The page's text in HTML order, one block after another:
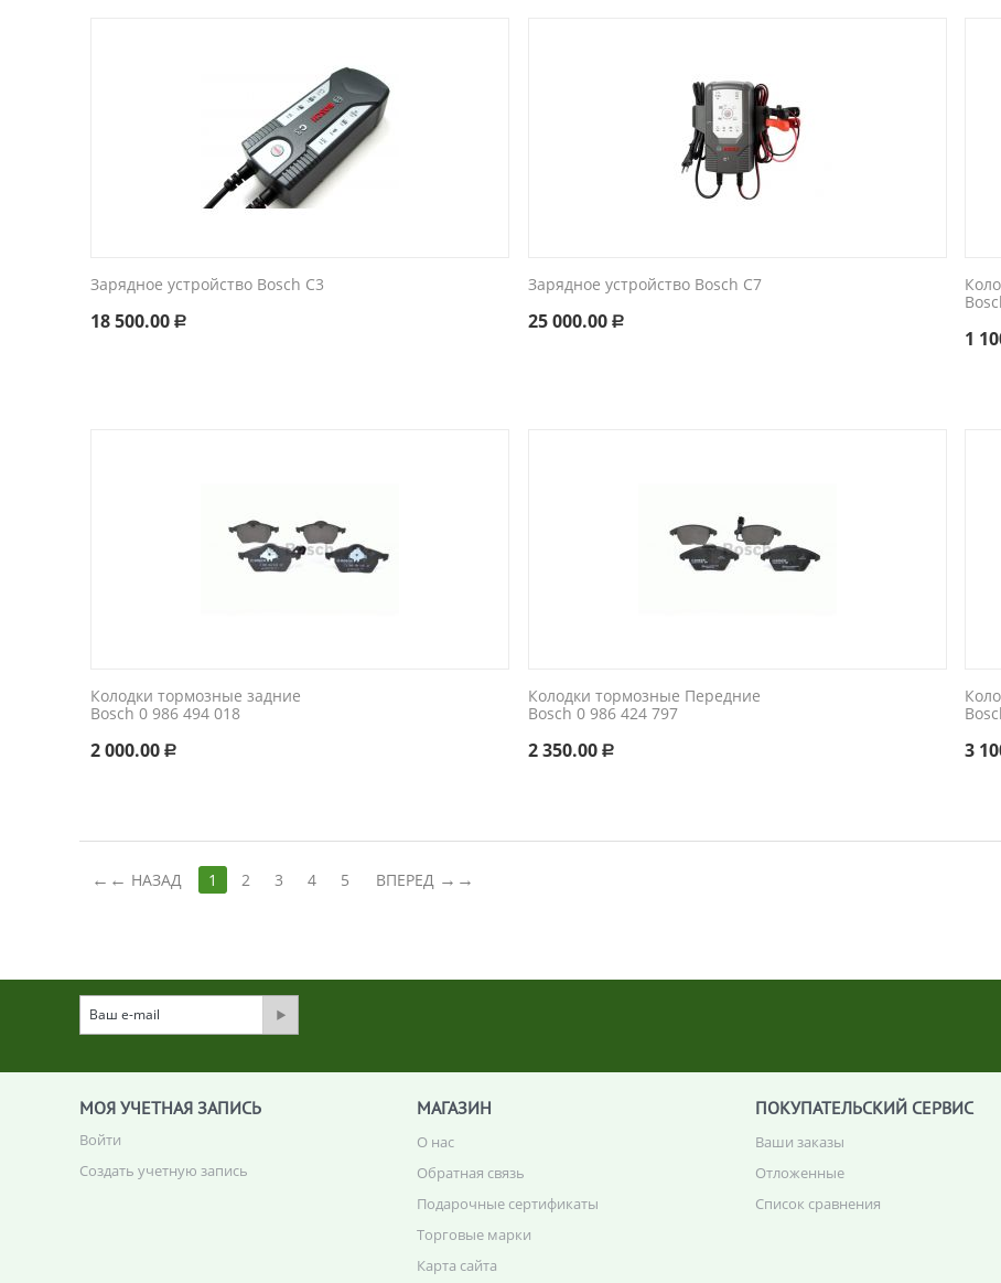
Зарядное устройство Bosch C3
18 500.00 Р
Зарядное устройство Bosch C7
25 000.00 Р
1
Колодки тормозные задние
Bosch 0 986 494 018
2 000.00 Р
Колодки тормозные Передние
Bosch 0 986 424 797
2 350.00 Р 3
← НАЗАД 1 2 3 4 5 ВПЕРЕД →
МОЯ УЧЕТНАЯ ЗАПИСЬ
Войти
Создать учетную запись
МАГАЗИН
О нас
Обратная связь
Подарочные сертификаты
Торговые марки
Карта сайта
ПОКУПАТЕЛЬСКИЙ СЕРВИС
Ваши заказы
Отложенные
Список сравнения